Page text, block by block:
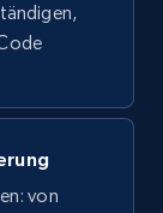
by
von